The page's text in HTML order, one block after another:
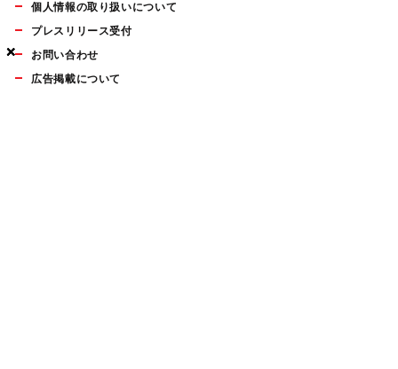
×
×
×
個人情報の取り扱いについて
プレスリリース受付
お問い合わせ
広告掲載について